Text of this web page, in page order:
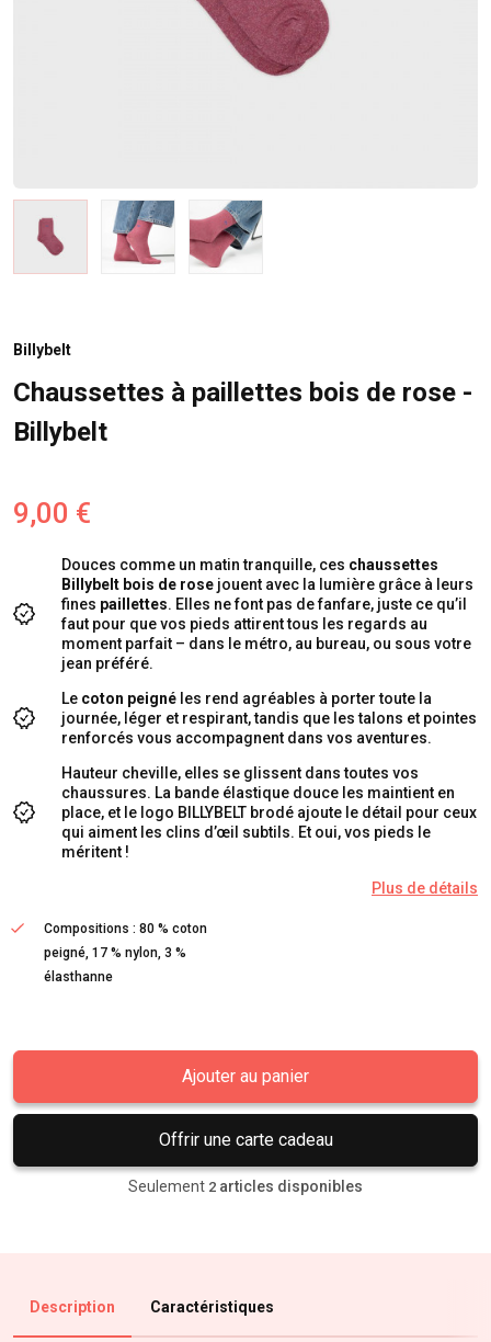
Billybelt
Chaussettes à paillettes bois de rose -
Billybelt
9,00 €
Douces comme un matin tranquille, ces chaussettes
Billybelt bois de rose jouent avec la lumière grâce à leurs
fines paillettes. Elles ne font pas de fanfare, juste ce qu’il
faut pour que vos pieds attirent tous les regards au
moment parfait – dans le métro, au bureau, ou sous votre
jean préféré.
Le coton peigné les rend agréables à porter toute la
journée, léger et respirant, tandis que les talons et pointes
renforcés vous accompagnent dans vos aventures.
Hauteur cheville, elles se glissent dans toutes vos
chaussures. La bande élastique douce les maintient en
place, et le logo BILLYBELT brodé ajoute le détail pour ceux
qui aiment les clins d’œil subtils. Et oui, vos pieds le
méritent !
Plus de détails
Compositions : 80 % coton
peigné, 17 % nylon, 3 %
élasthanne
Ajouter au panier
Offrir une carte cadeau
Seulement 2 articles disponibles
Description Caractéristiques